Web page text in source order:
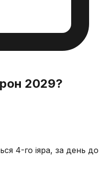
2029?
4-го іяра, за день до